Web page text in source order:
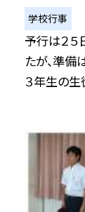
学校行事
予行は２５
たが、準
３年生の生